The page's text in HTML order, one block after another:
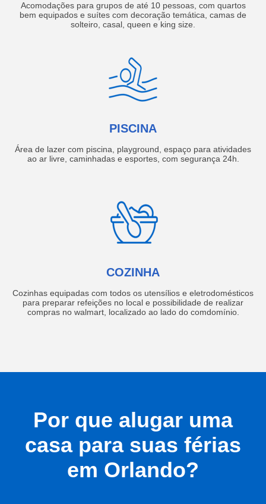
Acomodações para grupos de até 10 pessoas, com quartos
bem equipados e suítes com decoração temática, camas de
solteiro, casal, queen e king size.
PISCINA
Área de lazer com piscina, playground, espaço para atividades
ao ar livre, caminhadas e esportes, com segurança 24h.
COZINHA
Cozinhas equipadas com todos os utensílios e eletrodomésticos
para preparar refeições no local e possibilidade de realizar
compras no walmart, localizado ao lado do comdomínio.
Por que alugar uma
casa para suas férias
em Orlando?